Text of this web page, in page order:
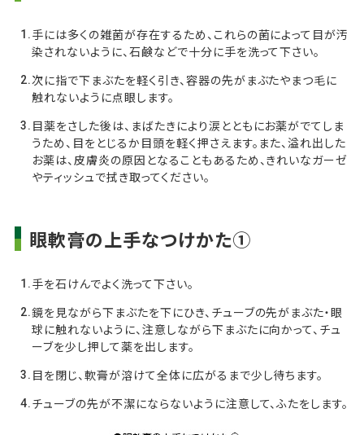
手には多くの雑菌が存在するため、これらの菌によって目が汚
染されないように、石鹸などで十分に手を洗って下さい。
次に指で下まぶたを軽く引き、容器の先がまぶたやまつ毛に
触れないように点眼します。
目薬をさした後は、まばたきにより涙とともにお薬がでてしま
うため、目をとじるか目頭を軽く押さえます。また、溢れ出した
お薬は、皮膚炎の原因となることもあるため、きれいなガーゼ
やティッシュで拭き取ってください。
眼軟膏の上手なつけかた①
手を石けんでよく洗って下さい。
鏡を見ながら下まぶたを下にひき、チューブの先がまぶた・眼
球に触れないように、注意しながら下まぶたに向かって、チュ
ーブを少し押して薬を出します。
目を閉じ、軟膏が溶けて全体に広がるまで少し待ちます。
チューブの先が不潔にならないように注意して、ふたをします。